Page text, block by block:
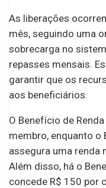
As liberações
mês, seguindo uma
sobrecarga no
repasses mensais.
garantir que os
aos beneficiários.
O Benefício de
membro, enquanto o
assegura uma renda
Além disso, há o
concede R$ 150 por